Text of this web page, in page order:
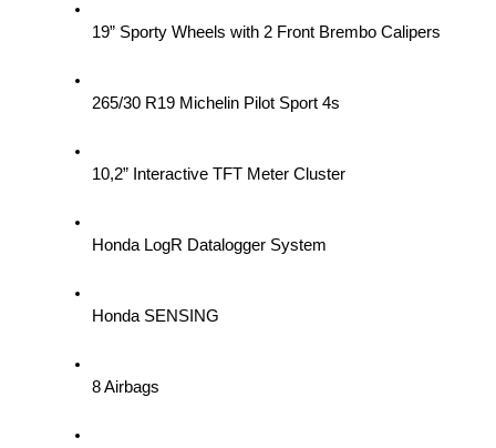
19” Sporty Wheels with 2 Front Brembo Calipers
265/30 R19 Michelin Pilot Sport 4s
10,2” Interactive TFT Meter Cluster
Honda LogR Datalogger System
Honda SENSING
8 Airbags